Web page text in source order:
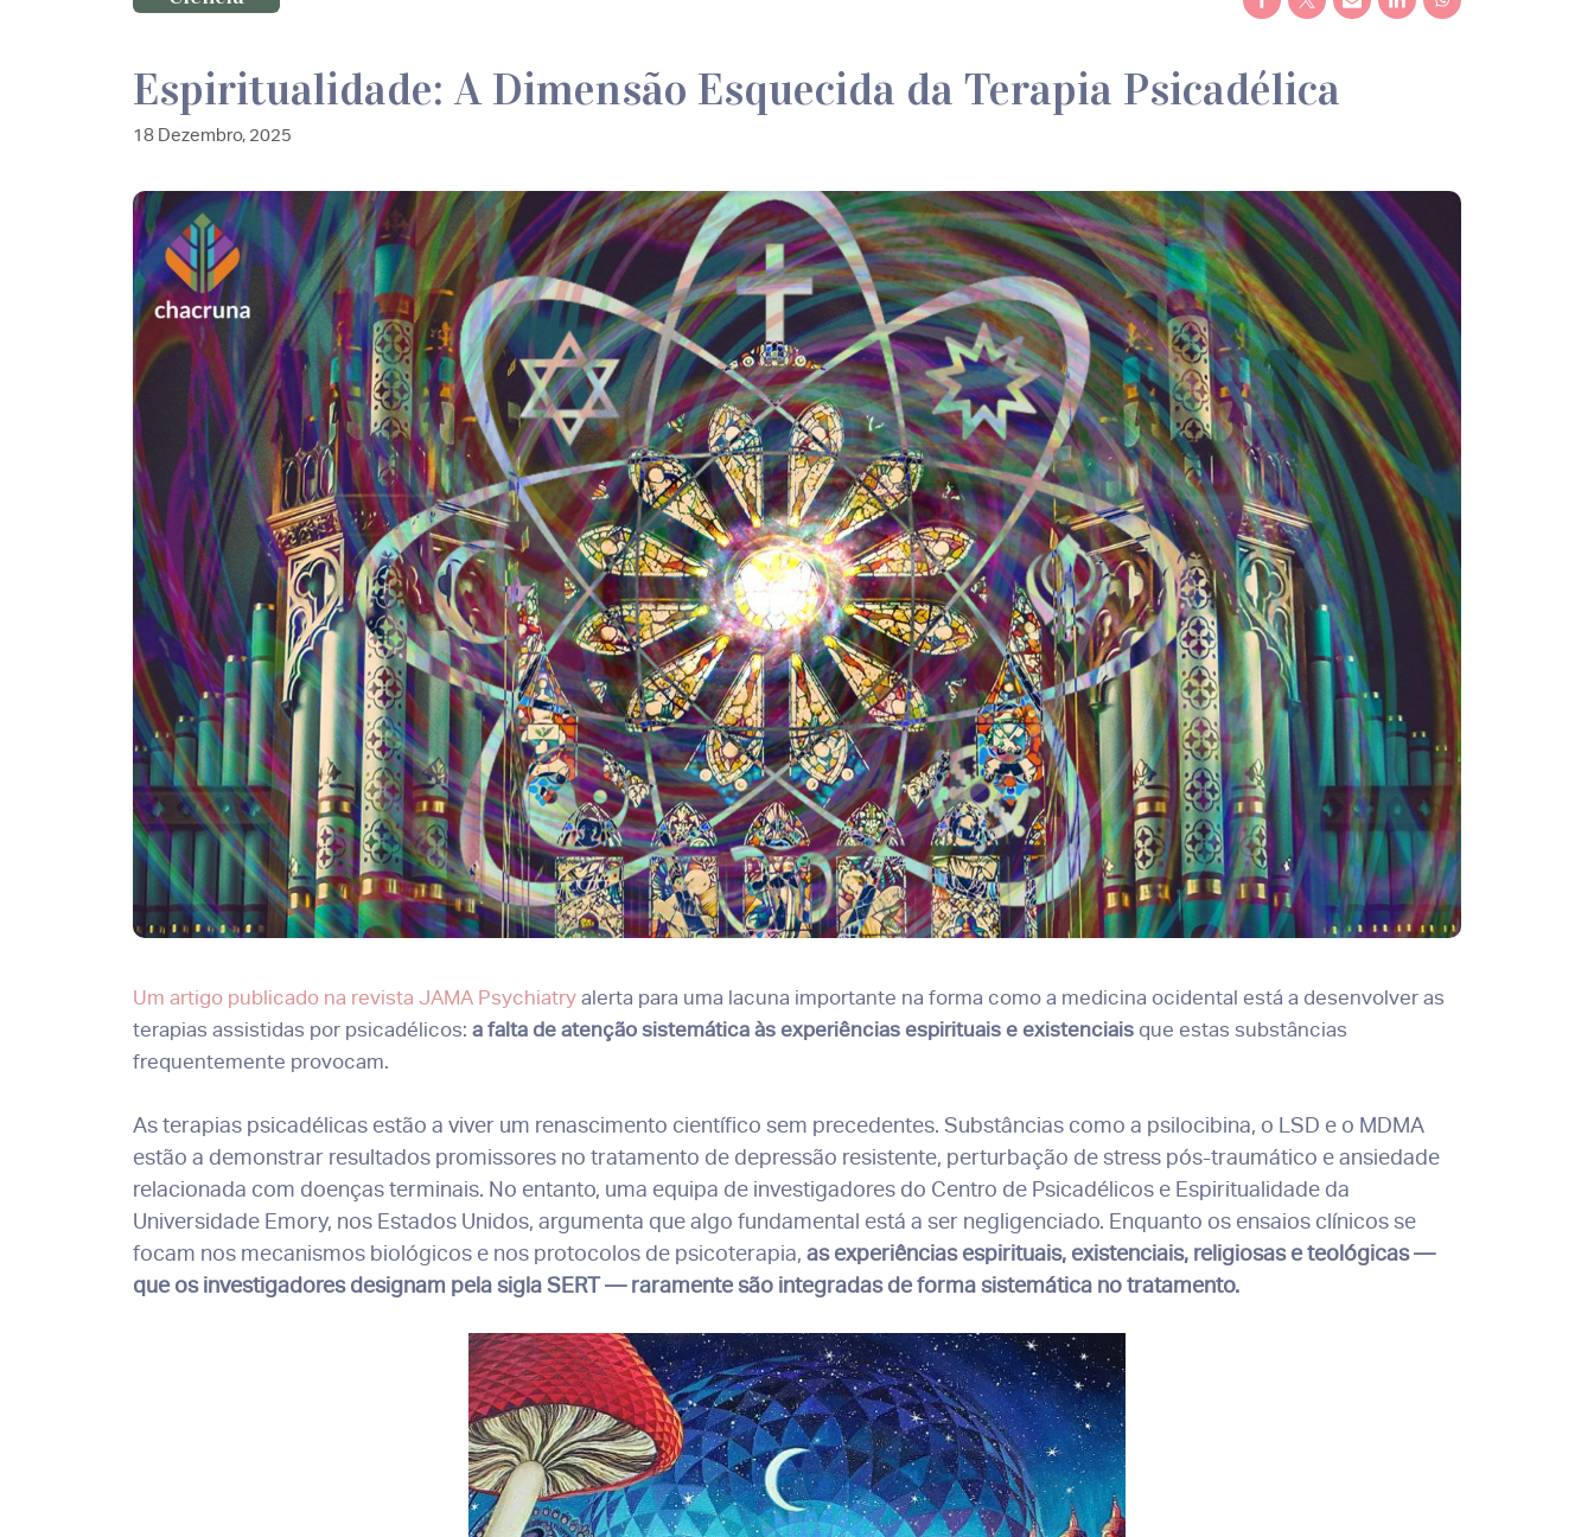
Espiritualidade: A Dimensão Esquecida da Terapia Psicadélica
18 Dezembro, 2025
Um artigo publicado na revista JAMA Psychiatry alerta para uma lacuna importante na forma como a medicina ocidental está a desenvolver as
terapias assistidas por psicadélicos: a falta de atenção sistemática às experiências espirituais e existenciais que estas substâncias
frequentemente provocam.
As terapias psicadélicas estão a viver um renascimento científico sem precedentes. Substâncias como a psilocibina, o LSD e o MDMA
estão a demonstrar resultados promissores no tratamento de depressão resistente, perturbação de stress pós-traumático e ansiedade
relacionada com doenças terminais. No entanto, uma equipa de investigadores do Centro de Psicadélicos e Espiritualidade da
Universidade Emory, nos Estados Unidos, argumenta que algo fundamental está a ser negligenciado. Enquanto os ensaios clínicos se
focam nos mecanismos biológicos e nos protocolos de psicoterapia, as experiências espirituais, existenciais, religiosas e teológicas —
que os investigadores designam pela sigla SERT — raramente são integradas de forma sistemática no tratamento.